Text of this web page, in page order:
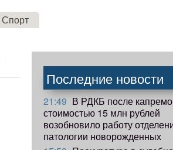
Спорт
Последние новости
21:49 В РДКБ после
стоимостью 15 млн рублей
возобновило работу
патологии новорожденных